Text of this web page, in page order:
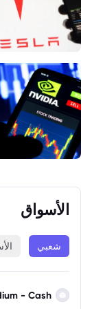
الأسواق
شعبي
- Cash